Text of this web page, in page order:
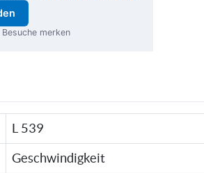
merken
L 539
Geschwindigkeit